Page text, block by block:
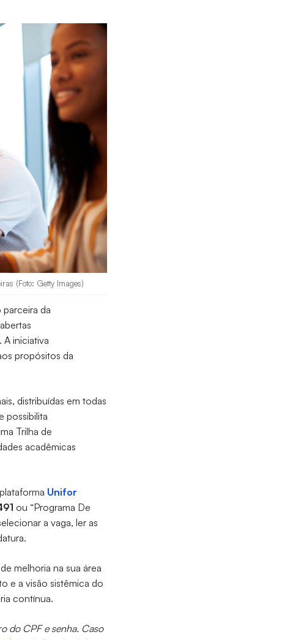
(Foto: Getty Images)
da
. A iniciativa
propósitos da
distribuídas em todas
possibilita
Trilha de
acadêmicas
Unifor
ou “Programa De
a vaga, ler as
melhoria na sua área
e a visão sistêmica do
contínua.
do CPF e senha. Caso